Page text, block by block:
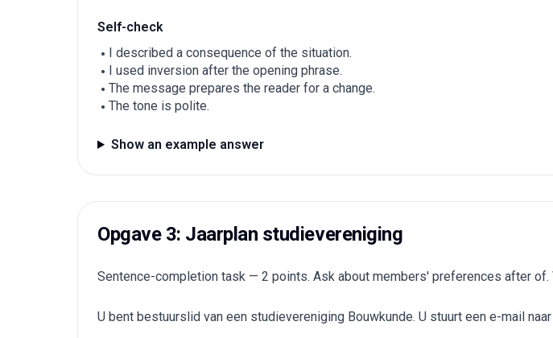
Self-check
I described a consequence of the situation.
I used inversion after the opening phrase.
The message prepares the reader for a change.
The tone is polite.
Show an example answer
Opgave 3: Jaarplan studievereniging
Sentence-completion task — 2 points. Ask about members' preferences after
U bent bestuurslid van een studievereniging Bouwkunde. U stuurt een e-mail